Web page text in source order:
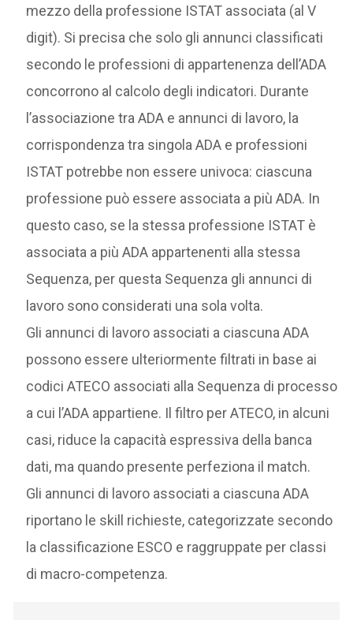
mezzo della professione ISTAT associata (al V
digit). Si precisa che solo gli annunci classificati
secondo le professioni di appartenenza dell’ADA
concorrono al calcolo degli indicatori. Durante
l’associazione tra ADA e annunci di lavoro, la
corrispondenza tra singola ADA e professioni
ISTAT potrebbe non essere univoca: ciascuna
professione può essere associata a più ADA. In
questo caso, se la stessa professione ISTAT è
associata a più ADA appartenenti alla stessa
Sequenza, per questa Sequenza gli annunci di
lavoro sono considerati una sola volta.
Gli annunci di lavoro associati a ciascuna ADA
possono essere ulteriormente filtrati in base ai
codici ATECO associati alla Sequenza di processo
a cui l’ADA appartiene. Il filtro per ATECO, in alcuni
casi, riduce la capacità espressiva della banca
dati, ma quando presente perfeziona il match.
Gli annunci di lavoro associati a ciascuna ADA
riportano le skill richieste, categorizzate secondo
la classificazione ESCO e raggruppate per classi
di macro-competenza.